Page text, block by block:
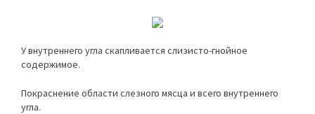
У внутреннего угла скапливается слизисто-гнойное
содержимое.
Покраснение области слезного мясца и всего внутреннего
угла.